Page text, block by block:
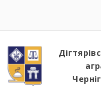
подій фатальної
наслідки